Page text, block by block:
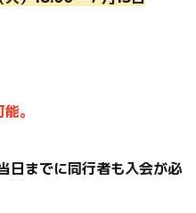
。
日までに同行者も入会が必